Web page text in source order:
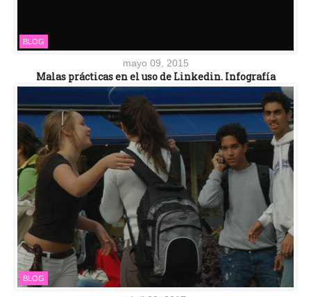
BLOG
mayo 09, 2015
Malas prácticas en el uso de Linkedin. Infografía
BLOG